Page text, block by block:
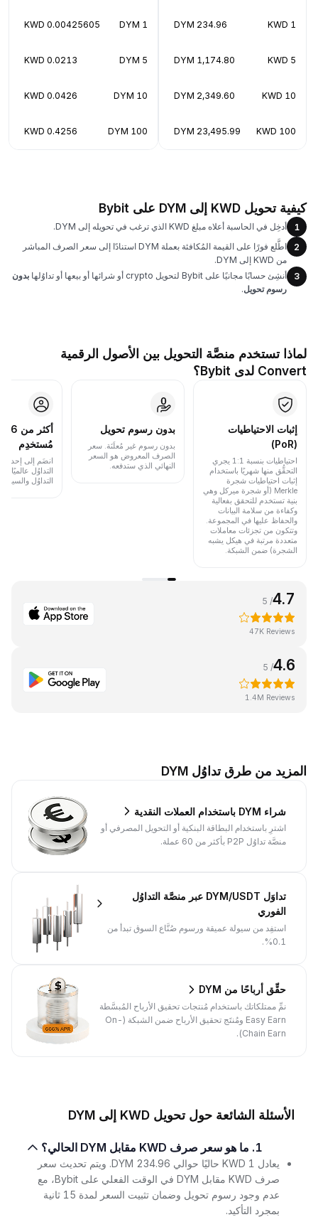
1 KWD
234.96 DYM
5 KWD
1,174.80 DYM
10 KWD
2,349.60 DYM
100 KWD
23,495.99 DYM
1 DYM
0.00425605 KWD
5 DYM
0.0213 KWD
10 DYM
0.0426 KWD
100 DYM
0.4256 KWD
كيفية تحويل KWD إلى DYM على Bybit
1
أدخِل في الحاسبة أعلاه مبلغ KWD الذي ترغب في تحويله إلى DYM.
2
اطَّلع فورًا على القيمة المُكافئة بعملة DYM استنادًا إلى سعر الصرف المباشر
من KWD إلى DYM.
3
أنشِئ حسابًا مجانيًا على Bybit لتحويل crypto أو شرائها أو بيعها أو تداوُلها
بدون
رسوم تحويل.
لماذا تستخدم منصَّة التحويل بين الأصول الرقمية
Convert لدى Bybit؟
إثبات الاحتياطيات
(PoR)
احتياطيات بنسبة 1:1 يجري
التحقُّق منها شهريًا باستخدام
إثبات احتياطيات شجرة
Merkle (أو شجرة ميركل وهي
بنية تستخدم للتحقق بفعالية
وكفاءة من سلامة البيانات
والحفاظ عليها في المجموعة.
وتتكون من تجزئات معاملات
متعددة مرتبة في هيكل يشبه
الشجرة) ضمن الشبكة.
بدون رسوم تحويل
بدون رسوم غير مُعلَنَة. سعر
الصرف المعروض هو السعر
النهائي الذي ستدفعه.
مُستخدِم
انضَم إلى إحدى
التداوُل
التداوُل والسيولة.
4.7
/ 5
47K Reviews
4.6
/ 5
1.4M Reviews
المزيد من طرق تداوُل DYM
شراء DYM باستخدام العملات النقدية
اشترِ باستخدام البطاقة البنكية أو التحويل المصرفي أو
منصَّة تداوُل P2P بأكثر من 60 عملة.
تداوَل DYM/USDT عبر منصَّة التداوُل
الفوري
استفِد من سيولة عميقة ورسوم صُنَّاع السوق تبدأ من
0.1%.
حقِّق أرباحًا من DYM
نمِّ ممتلكاتك باستخدام مُنتجات تحقيق الأرباح المُبسَّطة
Easy Earn ومُنتَج تحقيق الأرباح ضمن الشبكة (On-
Chain Earn).
الأسئلة الشائعة حول تحويل KWD إلى DYM
1. ما هو سعر صرف KWD مقابل DYM الحالي؟
يعادل 1 KWD حاليًا حوالي 234.96 DYM. ويتم تحديث سعر
صرف KWD مقابل DYM في الوقت الفعلي على Bybit، مع
عدم وجود رسوم تحويل وضمان تثبيت السعر لمدة 15 ثانية
بمجرد التأكيد.